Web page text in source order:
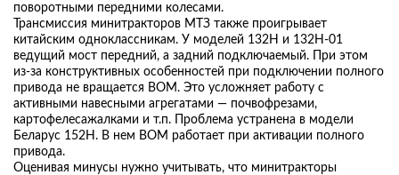
поворотными передними колесами.
Трансмиссия минитракторов МТЗ также проигрывает
китайским одноклассникам. У моделей 132Н и 132Н-01
ведущий мост передний, а задний подключаемый. При этом
из-за конструктивных особенностей при подключении полного
привода не вращается ВОМ. Это усложняет работу с
активными навесными агрегатами — почвофрезами,
картофелесажалками и т.п. Проблема устранена в модели
Беларус 152Н. В нем ВОМ работает при активации полного
привода.
Оценивая минусы нужно учитывать, что минитракторы